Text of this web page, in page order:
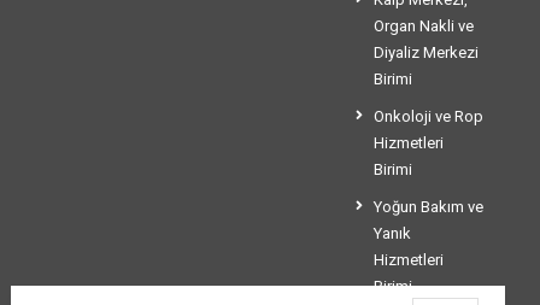
Organ Nakli ve
Diyaliz Merkezi
Birimi
Onkoloji ve Rop
Hizmetleri
Birimi
Yoğun Bakım ve
Yanık
Hizmetleri
Birimi